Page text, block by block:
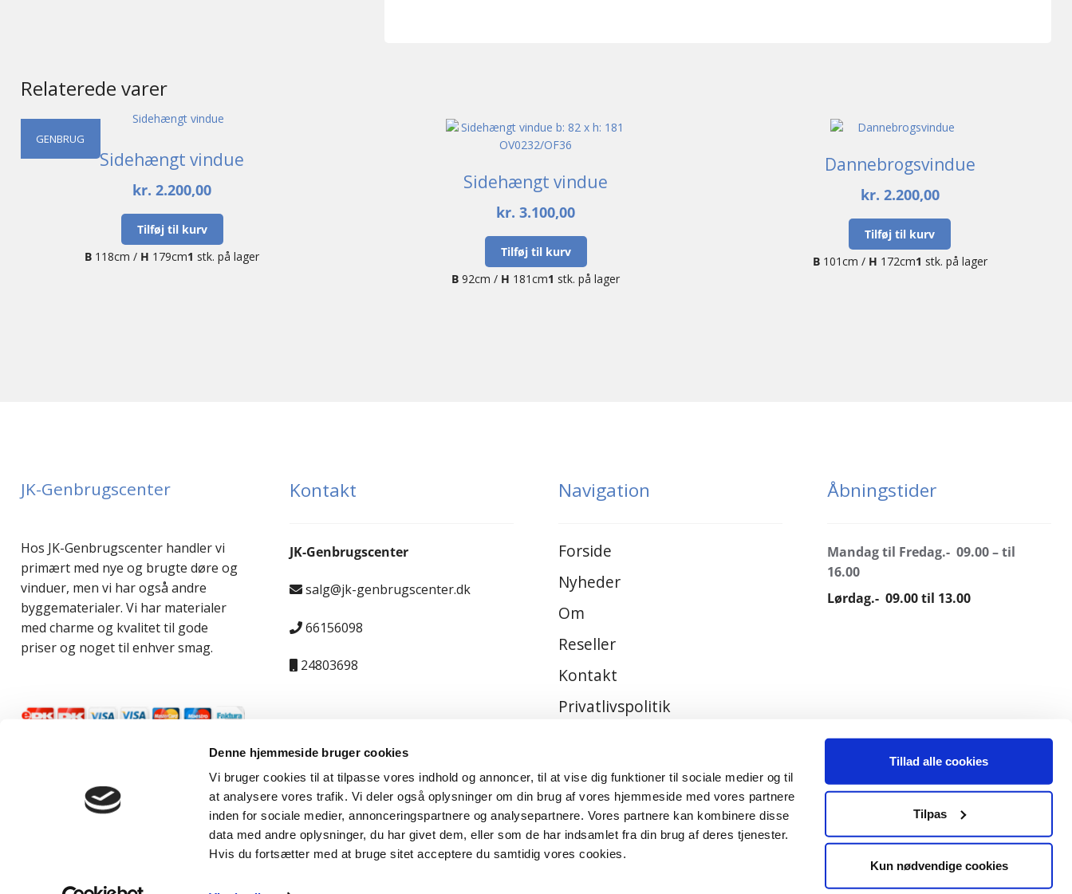
Denne hjemmeside bruger cookies
Vi bruger cookies til at tilpasse vores indhold og annoncer, til at vise dig funktioner til sociale medier og til
at analysere vores trafik. Vi deler også oplysninger om din brug af vores hjemmeside med vores partnere
inden for sociale medier, annonceringspartnere og analysepartnere. Vores partnere kan kombinere disse
data med andre oplysninger, du har givet dem, eller som de har indsamlet fra din brug af deres tjenester.
Hvis du fortsætter med at bruge sitet acceptere du samtidig vores cookies.
Tillad alle cookies
Tilpas
Kun nødvendige cookies
Relaterede varer
GENBRUG
Sidehængt vindue
kr. 2.200,00
Tilføj til kurv
B 118cm / H 179cm1 stk. på lager
Sidehængt vindue
kr. 3.100,00
Tilføj til kurv
B 92cm / H 181cm1 stk. på lager
Dannebrogsvindue
kr. 2.200,00
Tilføj til kurv
B101cm / H 172cm1 stk. på lager
JK-Genbrugscenter
Hos JK-Genbrugscenter handler vi
primært med nye og brugte døre og
vinduer, men vi har også andre
byggematerialer. Vi har materialer
med charme og kvalitet til gode
priser og noget til enhver smag.
Kontakt
JK-Genbrugscenter
salg@jk-genbrugscenter.dk
66156098
24803698
Navigation
Forside
Nyheder
Om
Reseller
Kontakt
Privatlivspolitik
Åbningstider
Mandag til Fredag.- 09.00 – til
16.00
Lørdag.- 09.00 til 13.00
© JK-Genbrugscenter 2026 | Support & hosted byKOAL